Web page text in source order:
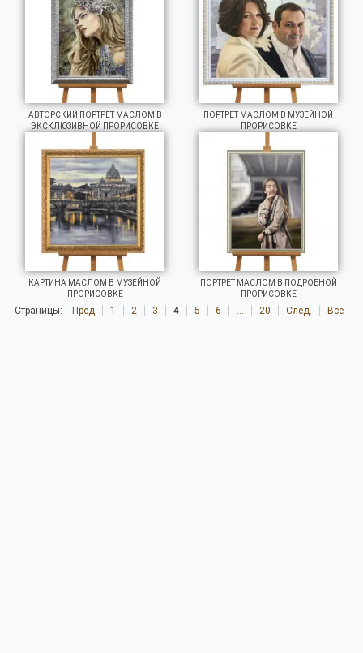
АВТОРСКИЙ ПОРТРЕТ МАСЛОМ В
ЭКСКЛЮЗИВНОЙ ПРОРИСОВКЕ
ПОРТРЕТ МАСЛОМ В МУЗЕЙНОЙ
ПРОРИСОВКЕ
КАРТИНА МАСЛОМ В МУЗЕЙНОЙ
ПРОРИСОВКЕ
ПОРТРЕТ МАСЛОМ В ПОДРОБНОЙ
ПРОРИСОВКЕ
Страницы: Пред. 1 2 3 4 5 6 ... 20 След. Все